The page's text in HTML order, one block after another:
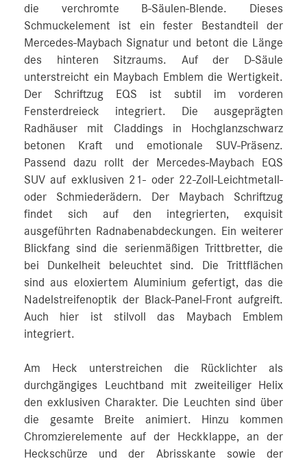
die verchromte B-Säulen-Blende. Dieses
Schmuckelement ist ein fester Bestandteil der
Mercedes-Maybach Signatur und betont die Länge
des hinteren Sitzraums. Auf der D-Säule
unterstreicht ein Maybach Emblem die Wertigkeit.
Der Schriftzug EQS ist subtil im vorderen
Fensterdreieck integriert. Die ausgeprägten
Radhäuser mit Claddings in Hochglanzschwarz
betonen Kraft und emotionale SUV-Präsenz.
Passend dazu rollt der Mercedes-Maybach EQS
SUV auf exklusiven 21- oder 22-Zoll-Leichtmetall-
oder Schmiederädern. Der Maybach Schriftzug
findet sich auf den integrierten, exquisit
ausgeführten Radnabenabdeckungen. Ein weiterer
Blickfang sind die serienmäßigen Trittbretter, die
bei Dunkelheit beleuchtet sind. Die Trittflächen
sind aus eloxiertem Aluminium gefertigt, das die
Nadelstreifenoptik der Black-Panel-Front aufgreift.
Auch hier ist stilvoll das Maybach Emblem
integriert.
Am Heck unterstreichen die Rücklichter als
durchgängiges Leuchtband mit zweiteiliger Helix
den exklusiven Charakter. Die Leuchten sind über
die gesamte Breite animiert. Hinzu kommen
Chromzierelemente auf der Heckklappe, an der
Heckschürze und der Abrisskante sowie der